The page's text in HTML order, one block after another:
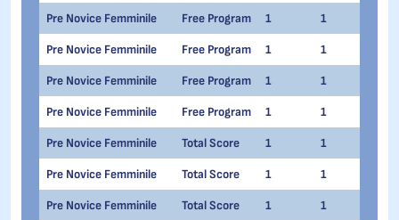
Pre Novice Femminile Free Program 1 1
Pre Novice Femminile Free Program 1 1
Pre Novice Femminile Free Program 1 1
Pre Novice Femminile Free Program 1 1
Pre Novice Femminile Total Score 1 1
Pre Novice Femminile Total Score 1 1
Pre Novice Femminile Total Score 1 1